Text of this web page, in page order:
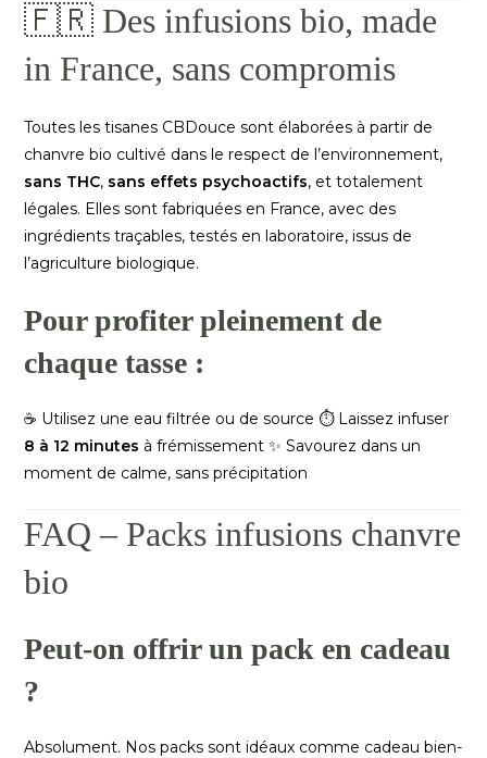
🇫🇷 Des infusions bio, made
in France, sans compromis
Toutes les tisanes CBDouce sont élaborées à partir de
chanvre bio cultivé dans le respect de l’environnement,
sans THC, sans effets psychoactifs, et totalement
légales. Elles sont fabriquées en France, avec des
ingrédients traçables, testés en laboratoire, issus de
l’agriculture biologique.
Pour profiter pleinement de
chaque tasse :
☕ Utilisez une eau filtrée ou de source ⏱️ Laissez infuser
8 à 12 minutes à frémissement ✨ Savourez dans un
moment de calme, sans précipitation
FAQ – Packs infusions chanvre
bio
Peut-on offrir un pack en cadeau
?
Absolument. Nos packs sont idéaux comme cadeau bien-